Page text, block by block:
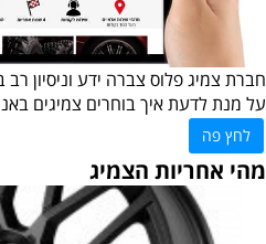
חברת צמיג פלוס צברה ידע וניסיון
על מנת לדעת איך בוחרים צמיגים
לחץ פה
מהי אחריות הצמיג